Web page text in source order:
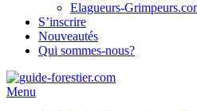
Elagueurs-
S’inscrire
Nouveautés
Qui sommes-nous?
Menu